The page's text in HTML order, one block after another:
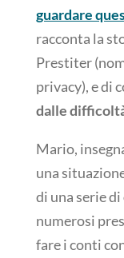
guardare
racconta la
Prestiter
privacy), e di
dalle
Mario,
una
di una serie di
numerosi
fare i conti